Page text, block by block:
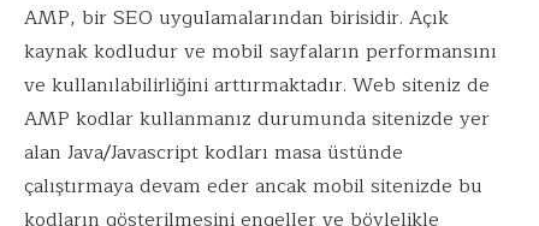
AMP, bir SEO uygulamalarından birisidir. Açık
kaynak kodludur ve mobil sayfaların performansını
ve kullanılabilirliğini arttırmaktadır. Web siteniz de
AMP kodlar kullanmanız durumunda sitenizde yer
alan Java/Javascript kodları masa üstünde
çalıştırmaya devam eder ancak mobil sitenizde bu